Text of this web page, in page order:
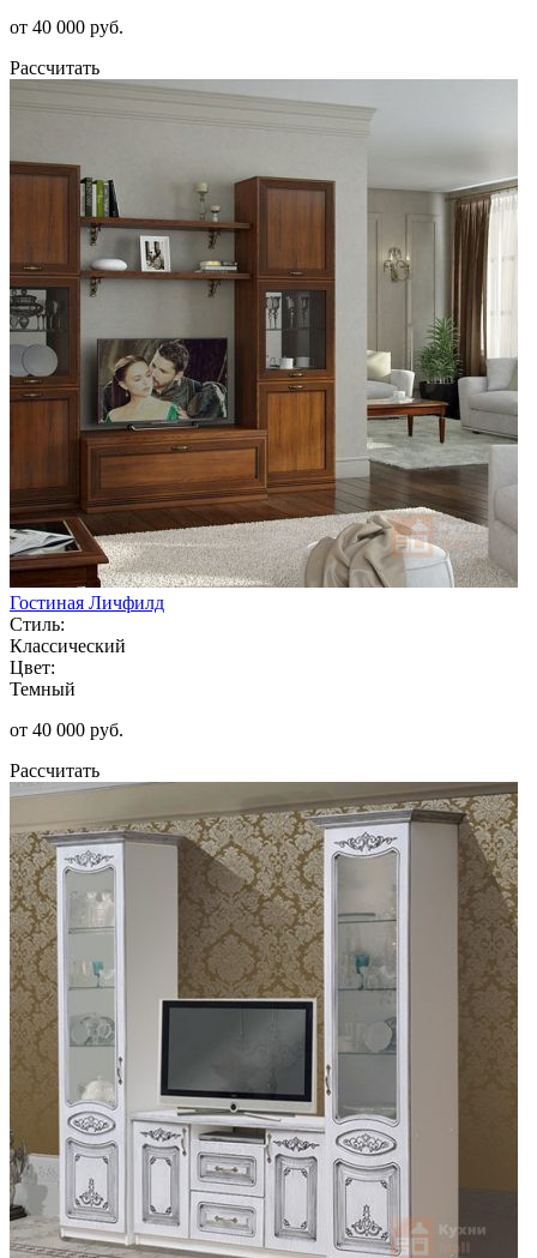
от 40 000 руб.
Рассчитать
Гостиная Личфилд
Стиль:
Классический
Цвет:
Темный
от 40 000 руб.
Рассчитать